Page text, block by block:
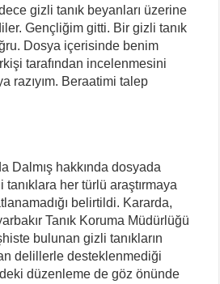
gizli tanık beyanları üzerine
Gençliğim gitti. Bir gizli tanık
Dosya içerisinde benim
tarafından incelenmesini
razıyım. Beraatimi talep
Dalmış hakkında dosyada
tanıklara her türlü araştırmaya
belirtildi. Kararda,
Tanık Koruma Müdürlüğü
bulunan gizli tanıkların
delillerle desteklenmediği
düzenleme de göz önünde